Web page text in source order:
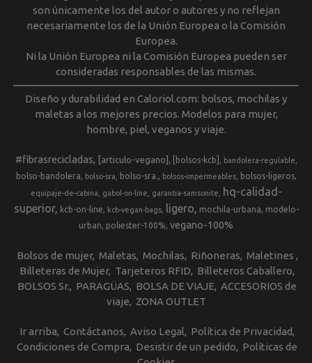
son únicamente los del autor o autores y no reflejan
necesariamente los de la Unión Europea o la Comisión
Europea.
Ni la Unión Europea ni la Comisión Europea pueden ser
consideradas responsables de las mismas.
Diseño y durabilidad en Caloriol.com: bolsos, mochilas y
maletas a los mejores precios. Modelos para mujer,
hombre, piel, veganos y viaje.
#fibrasrecicladas [articulo-vegano] [bolsos-kcb] bandolera-regulable
bolso-bandolera bolso-sra bolso-sra. bolsos-impermeables bolsos-ligeros
equipaje-de-cabina gabol-on-line garantia-samsonite
hq-calidad-
superior
kcb-on-line kcb-vegan-bags ligero mochila-urbana
modelo-
urban
poliester-100% vegano-100%
Bolsos de mujer Maletas Mochilas Riñoneras Maletines
Billeteras de Mujer Tarjeteros RFID
Billeteros Caballero
BOLSOS Sr.
PARAGÜAS BOLSA DE VIAJE ACCESORIOS de
viaje
ZONA OUTLET
Ir arriba Contáctanos Aviso Legal
Política de Privacidad
Condiciones de Compra
Desistir de un pedido
Políticas de